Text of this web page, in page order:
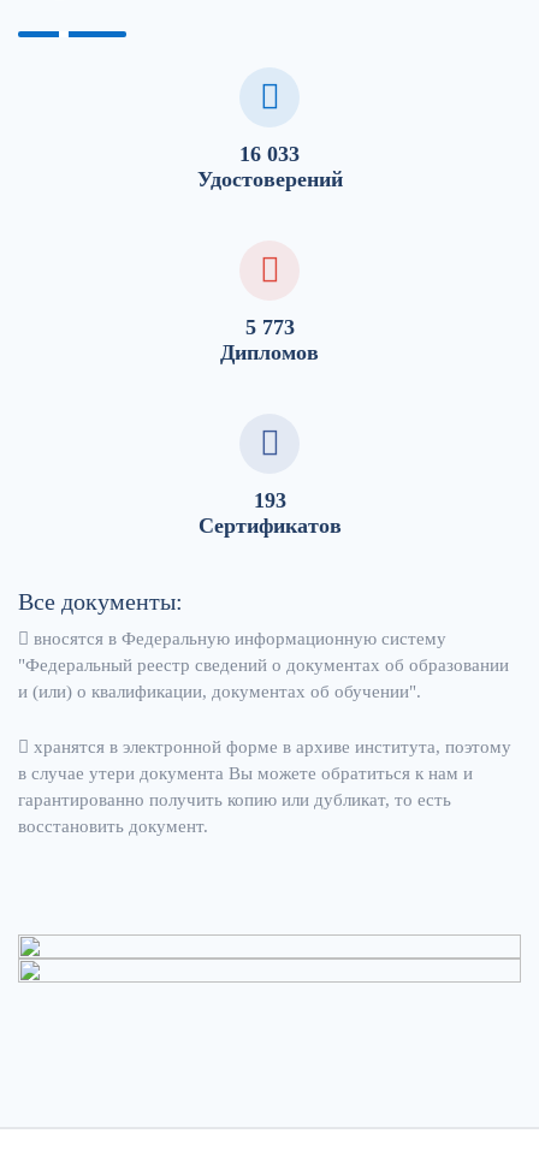
16 033
Удостоверений
5 773
Дипломов
193
Сертификатов
Все документы:
вносятся в Федеральную информационную систему
"Федеральный реестр сведений о документах об образовании
и (или) о квалификации, документах об обучении".
хранятся в электронной форме в архиве института, поэтому
в случае утери документа Вы можете обратиться к нам и
гарантированно получить копию или дубликат, то есть
восстановить документ.